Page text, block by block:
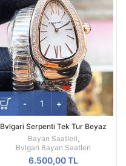
Bvlgari Serpenti Tek Tur Beyaz
Kadran Replika Bayan Kol Saati
Bayan Saatleri
Bvlgari Bayan Saatleri
6.500,00TL